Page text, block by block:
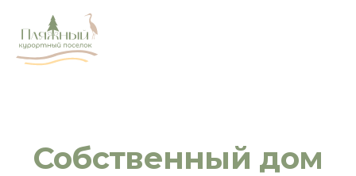
Стильный посёлок, со свежим
воздухом и волшебными закатами